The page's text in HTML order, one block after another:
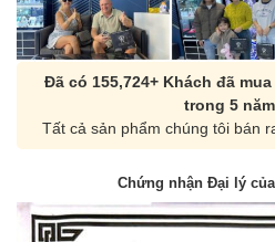
Đã có 155,724+ Khách đã
trong 5
Tất cả sản phẩm chúng tôi bán
Chứng nhận Đại lý của